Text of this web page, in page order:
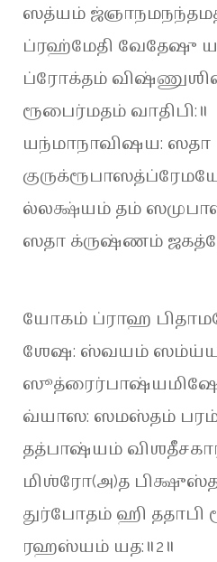
ஸத்யம்
ப்ரஹ்மேதி வேதேஷு
ப்ரோக்தம்
ரூபைர்மதம் வாதிபி:॥
யந்மாநாவிஷய: ஸதா
ல்லக்ஷ்யம் தம்
ஸதா க்ருஷ்ணம்
யோகம் ப்ராஹ
ஶேஷ: ஸ்வயம்
வ்யாஸ: ஸமஸ்தம்
தத்பாஷ்யம்
மிஶ்ரோ(அ)த
துர்போதம் ஹி ததாபி
ரஹஸ்யம் யத:॥2॥